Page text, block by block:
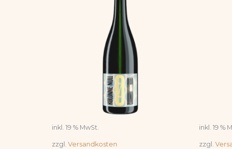
inkl. 19 % MwSt.
zzgl. Versandkosten
inkl. 19 %
zzgl.